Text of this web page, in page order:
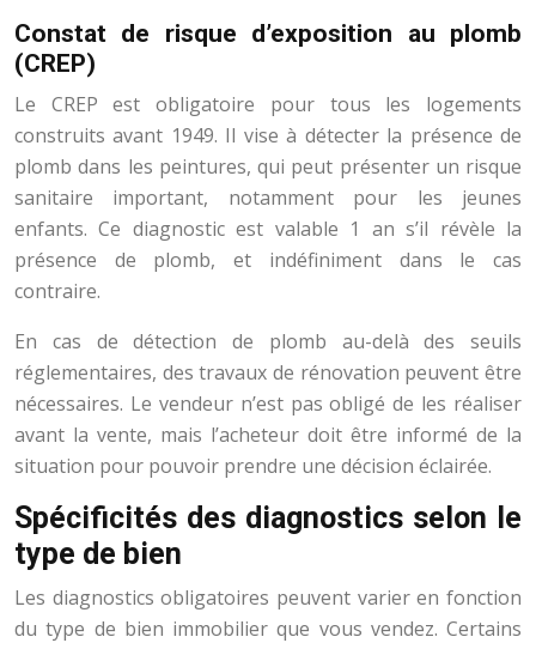
Constat de risque d’exposition au plomb
(CREP)
Le CREP est obligatoire pour tous les logements
construits avant 1949. Il vise à détecter la présence de
plomb dans les peintures, qui peut présenter un risque
sanitaire important, notamment pour les jeunes
enfants. Ce diagnostic est valable 1 an s’il révèle la
présence de plomb, et indéfiniment dans le cas
contraire.
En cas de détection de plomb au-delà des seuils
réglementaires, des travaux de rénovation peuvent être
nécessaires. Le vendeur n’est pas obligé de les réaliser
avant la vente, mais l’acheteur doit être informé de la
situation pour pouvoir prendre une décision éclairée.
Spécificités des diagnostics selon le
type de bien
Les diagnostics obligatoires peuvent varier en fonction
du type de bien immobilier que vous vendez. Certains